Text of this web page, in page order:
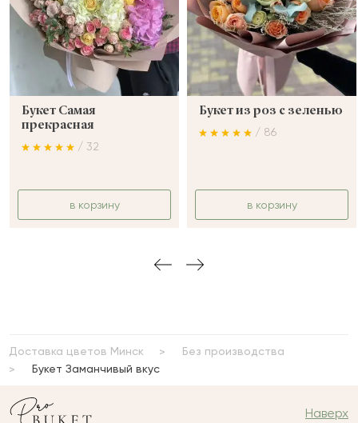
Букет Самая
прекрасная
/ 32
в корзину
Букет из роз с зеленью
/ 86
в корзину
Доставка цветов Минск
Без производства
Букет Заманчивый вкус
Наверх